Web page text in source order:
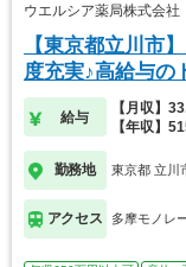
ウエルシア薬局株式会
【東京都立川市
度充実♪高給与
給与
【月収】
【年収】
勤務地 東京都 立川
アクセス 多摩モノレ